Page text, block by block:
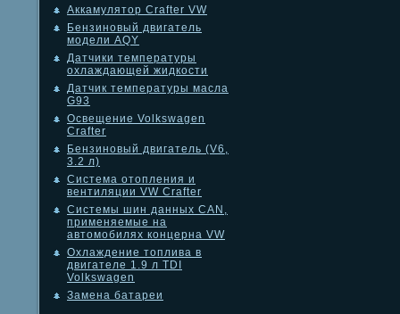
Аккамулятор Crafter VW
Бензиновый двигатель
модели AQY
Датчики температуры
охлаждающей жидкости
Датчик температуры масла
G93
Освещение Volkswagen
Crafter
Бензиновый двигатель (V6,
3.2 л)
Система отопления и
вентиляции VW Crafter
Системы шин данных CAN,
применяемые на
автомобилях концерна VW
Охлаждение топлива в
двигателе 1.9 л TDI
Volkswagen
Замена батареи